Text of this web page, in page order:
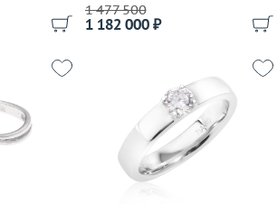
1 477 500
1 182 000 ₽